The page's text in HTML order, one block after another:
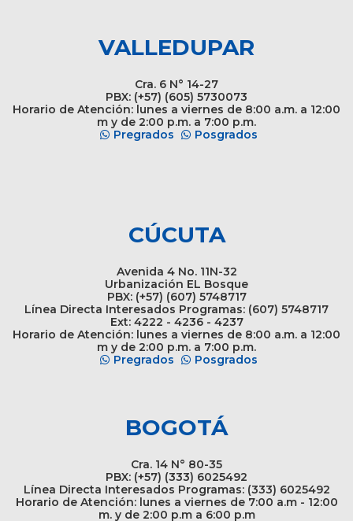
VALLEDUPAR
Cra. 6 N° 14-27
PBX: (+57) (605) 5730073
Horario de Atención: lunes a viernes de 8:00 a.m. a 12:00
m y de 2:00 p.m. a 7:00 p.m.
Pregrados
Posgrados
CÚCUTA
Avenida 4 No. 11N-32
Urbanización EL Bosque
PBX: (+57) (607) 5748717
Línea Directa Interesados Programas: (607) 5748717
Ext: 4222 - 4236 - 4237
Horario de Atención: lunes a viernes de 8:00 a.m. a 12:00
m y de 2:00 p.m. a 7:00 p.m.
Pregrados
Posgrados
BOGOTÁ
Cra. 14 N° 80-35
PBX: (+57) (333) 6025492
Línea Directa Interesados Programas: (333) 6025492
Horario de Atención: lunes a viernes de 7:00 a.m - 12:00
m. y de 2:00 p.m a 6:00 p.m